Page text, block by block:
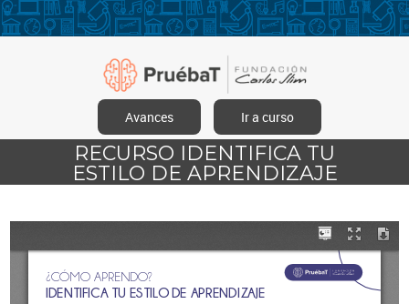
Avances Ir a curso
RECURSO IDENTIFICA TU
ESTILO DE APRENDIZAJE